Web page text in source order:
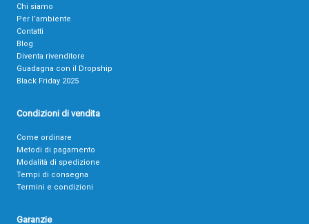
Chi siamo
Per l’ambiente
Contatti
Blog
Diventa rivenditore
Guadagna con il Dropship
Black Friday 2025
Condizioni di vendita
Come ordinare
Metodi di pagamento
Modalità di spedizione
Tempi di consegna
Termini e condizioni
Garanzie